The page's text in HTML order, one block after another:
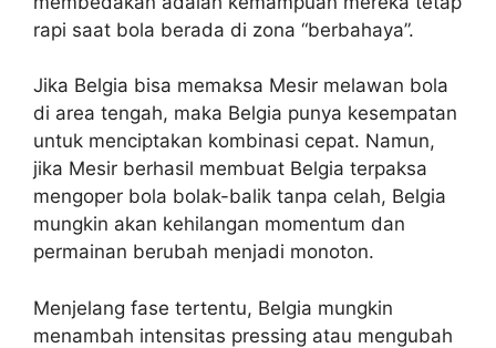
rapi saat bola berada di zona “berbahaya”.
Jika Belgia bisa memaksa Mesir melawan bola
di area tengah, maka Belgia punya kesempatan
untuk menciptakan kombinasi cepat. Namun,
jika Mesir berhasil membuat Belgia terpaksa
mengoper bola bolak-balik tanpa celah, Belgia
mungkin akan kehilangan momentum dan
permainan berubah menjadi monoton.
Menjelang fase tertentu, Belgia mungkin
menambah intensitas pressing atau mengubah